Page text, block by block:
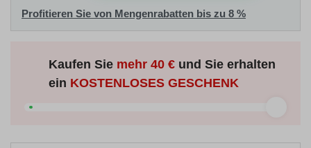
Profitieren Sie von Mengenrabatten bis zu 8 %
Kaufen Sie mehr40 €und Sie erhalten
ein KOSTENLOSES GESCHENK